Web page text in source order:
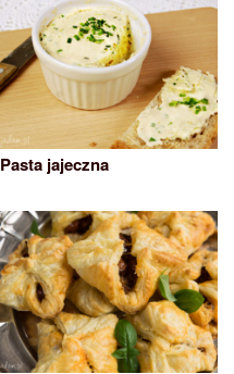
Pasta jajeczna